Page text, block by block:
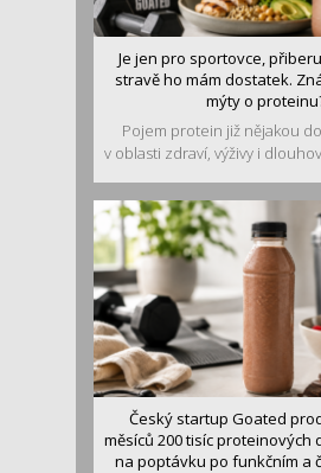
Je jen pro sportovce,
stravě ho mám dostatek.
mýty o
Pojem protein již nějakou
v oblasti zdraví, výživy i
Český startup Goated
měsíců 200 tisíc proteinových
na poptávku po funkčním a